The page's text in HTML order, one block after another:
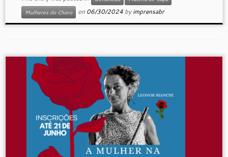
Mulheres do Choro
on 06/30/2024 byimprensabr